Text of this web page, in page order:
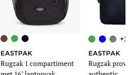
EASTPAK
Rugzak 1 compartiment
+3
EASTPAK
Rugzak